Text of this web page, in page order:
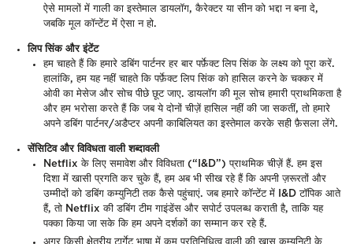
ऐसे मामलों में गाली का इस्तेमाल डायलॉग, कैरेक्टर या सीन को भद्दा न बना दे,
जबकि मूल कॉन्टेंट में ऐसा न हो.
लिप सिंक और इंटेंट
हम चाहते हैं कि हमारे डबिंग पार्टनर हर बार पर्फ़ेक्ट लिप सिंक के लक्ष्य को पूरा करें.
हालांकि, हम यह नहीं चाहते कि पर्फ़ेक्ट लिप सिंक को हासिल करने के चक्कर में
ओवी का मेसेज और सोच पीछे छूट जाए. डायलॉग की मूल सोच हमारी प्राथमिकता है
और हम भरोसा करते हैं कि जब ये दोनों चीज़ें हासिल नहीं की जा सकतीं, तो हमारे
अपने डबिंग पार्टनर/अडैप्टर अपनी काबिलियत का इस्तेमाल करके सही फ़ैसला लेंगे.
सेंसिटिव और विविधता वाली शब्दावली
Netflix के लिए समावेश और विविधता (“I&D”) प्राथमिक चीज़ें हैं. हम इस
दिशा में खासी प्रगति कर चुके हैं, हम अब भी सीख रहे हैं कि अपनी ज़रूरतों और
उम्मीदों को डबिंग कम्युनिटी तक कैसे पहुंचाएं. जब हमारे कॉन्टेंट में I&D टॉपिक आते
हैं, तो Netflix की डबिंग टीम गाइंडेंस और सपोर्ट उपलब्ध कराती है, ताकि यह
पक्का किया जा सके कि हम अपने दर्शकों का सम्मान कर रहे हैं.